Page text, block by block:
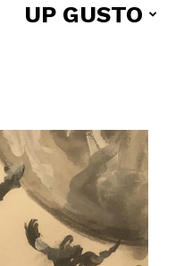
Magazine
UP GUSTO